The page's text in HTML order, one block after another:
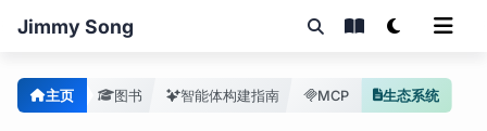
Jimmy Song
主页 图书 智能体构建指南 MCP 生态系统